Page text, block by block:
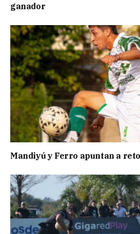
ganador
Mandiyú y Ferro apuntan a